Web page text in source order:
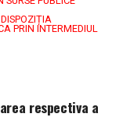
PRIN INTERMEDIUL
respectiva a